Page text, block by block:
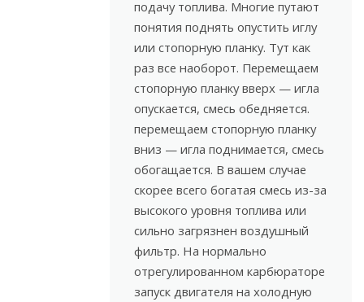
подачу топлива. Многие путают
понятия поднять опустить иглу
или стопорную планку. Тут как
раз все наоборот. Перемещаем
стопорную планку вверх — игла
опускается, смесь обедняется.
перемещаем стопорную планку
вниз — игла поднимается, смесь
обогащается. В вашем случае
скорее всего богатая смесь из-за
высокого уровня топлива или
сильно загрязнен воздушный
фильтр. На нормально
отрегулированном карбюраторе
запуск двигателя на холодную